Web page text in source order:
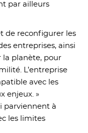
par ailleurs
de reconfigurer les
entreprises, ainsi
la planète, pour
L’entreprise
avec les
enjeux. »
parviennent à
les limites